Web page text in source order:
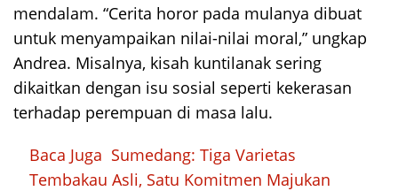
mendalam. “Cerita horor pada mulanya dibuat
untuk menyampaikan nilai-nilai moral,” ungkap
Andrea. Misalnya, kisah kuntilanak sering
dikaitkan dengan isu sosial seperti kekerasan
terhadap perempuan di masa lalu.
Baca Juga Sumedang: Tiga Varietas
Tembakau Asli, Satu Komitmen Majukan